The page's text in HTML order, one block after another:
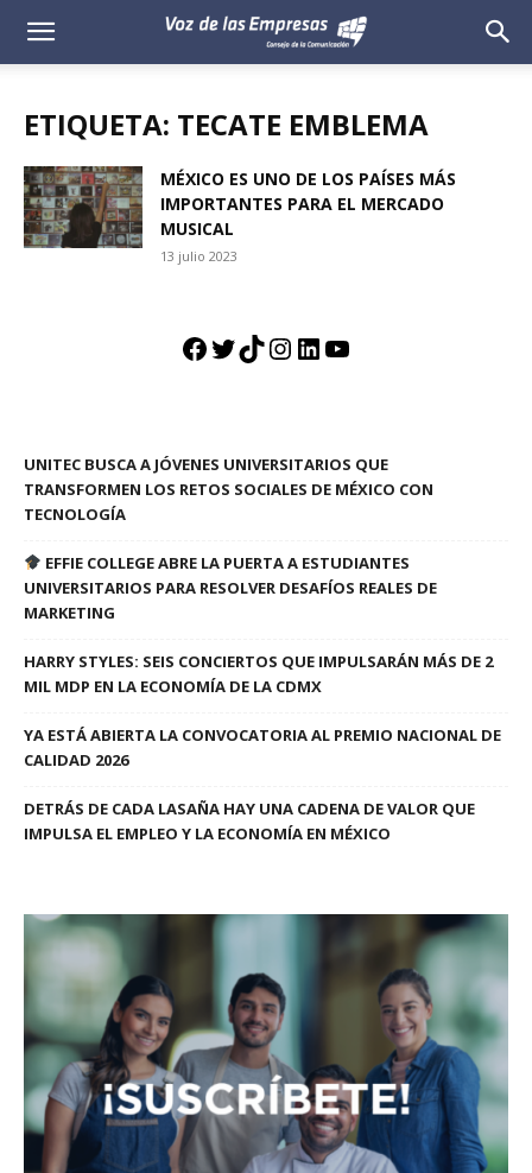
Voz
Empresas
ETIQUETA: TECATE EMBLEMA
MÉXICO ES UNO DE LOS PAÍSES MÁS
IMPORTANTES PARA EL MERCADO
MUSICAL
13 julio 2023
Facebook
Twitter
TikTok
Instagram
LinkedIn
YouTube
UNITEC BUSCA A JÓVENES UNIVERSITARIOS QUE
TRANSFORMEN LOS RETOS SOCIALES DE MÉXICO CON
TECNOLOGÍA
EFFIE COLLEGE ABRE LA PUERTA A ESTUDIANTES
UNIVERSITARIOS PARA RESOLVER DESAFÍOS REALES DE
MARKETING
HARRY STYLES: SEIS CONCIERTOS QUE IMPULSARÁN MÁS DE 2
MIL MDP EN LA ECONOMÍA DE LA CDMX
YA ESTÁ ABIERTA LA CONVOCATORIA AL PREMIO NACIONAL DE
CALIDAD 2026
DETRÁS DE CADA LASAÑA HAY UNA CADENA DE VALOR QUE
IMPULSA EL EMPLEO Y LA ECONOMÍA EN MÉXICO